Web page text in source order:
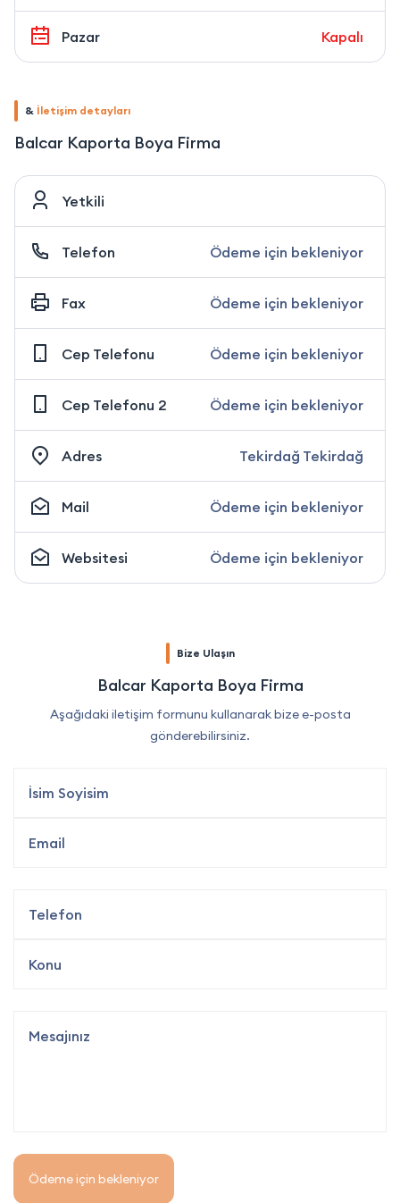
Pazar Kapalı
& İletişim detayları
Balcar Kaporta Boya Firma
Yetkili
Telefon Ödeme için bekleniyor
Fax Ödeme için bekleniyor
Cep Telefonu Ödeme için bekleniyor
Cep Telefonu 2 Ödeme için bekleniyor
Adres Tekirdağ Tekirdağ
Mail Ödeme için bekleniyor
Websitesi Ödeme için bekleniyor
Bize Ulaşın
Balcar Kaporta Boya Firma
Aşağıdaki iletişim formunu kullanarak bize e-posta
gönderebilirsiniz.
Ödeme için bekleniyor